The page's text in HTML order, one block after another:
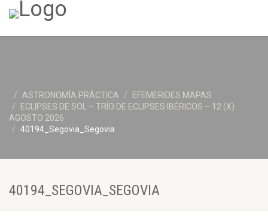
ASTRONOMÍA PRÁCTICA
EFEMERIDES MAPAS
ECLIPSES DE SOL – TRÍO DE ECLIPSES IBÉRICOS – 12 (X)
AGOSTO 2026
40194_Segovia_Segovia
40194_SEGOVIA_SEGOVIA